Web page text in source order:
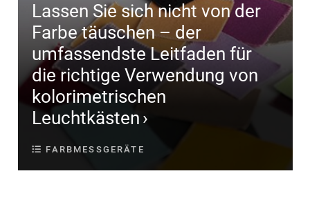
Lassen Sie sich nicht von der
Farbe täuschen – der
umfassendste Leitfaden für
die richtige Verwendung von
kolorimetrischen
Leuchtkästen
FARBMESSGERÄTE